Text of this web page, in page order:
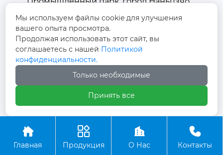

район Чжоуцунь, город Цзыбо, провинция
Шаньдун
 winston-xu@hengdingfan.com
+86-13806434669
 +86 13806434669
Copyright ©ООО Зибо Хенгдин Вентилятор

Главная

Продукция

О Нас

Контакты
Мы используем файлы cookie для улучшения
вашего опыта просмотра.
Продолжая использовать этот сайт, вы
соглашаетесь с нашей Политикой
конфиденциальности.
Только необходимые
Принять все